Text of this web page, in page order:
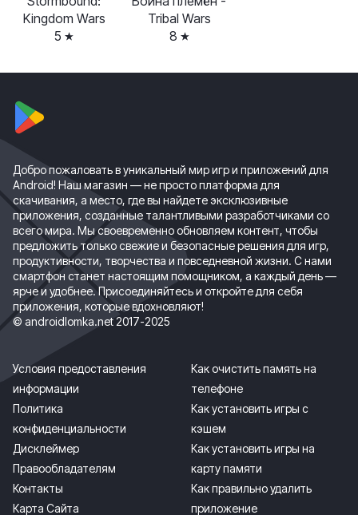
Kingdom Wars
5
Tribal Wars
8
Добро пожаловать в уникальный мир игр и приложений для
Android! Наш магазин — не просто платформа для
скачивания, а место, где вы найдете эксклюзивные
приложения, созданные талантливыми разработчиками со
всего мира. Мы своевременно обновляем контент, чтобы
предложить только свежие и безопасные решения для игр,
продуктивности, творчества и повседневной жизни. С нами
смартфон станет настоящим помощником, а каждый день —
ярче и удобнее. Присоединяйтесь и откройте для себя
приложения, которые вдохновляют!
© androidlomka.net 2017-2025
Условия предоставления
информации
Политика
конфиденциальности
Дисклеймер
Правообладателям
Контакты
Карта Сайта
Как очистить память на
телефоне
Как установить игры с
кэшем
Как установить игры на
карту памяти
Как правильно удалить
приложение